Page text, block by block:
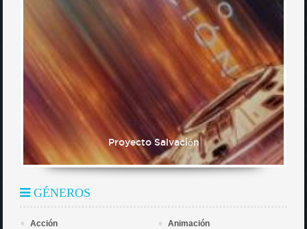
Proyecto Salvación
GÉNEROS
Acción
Animación